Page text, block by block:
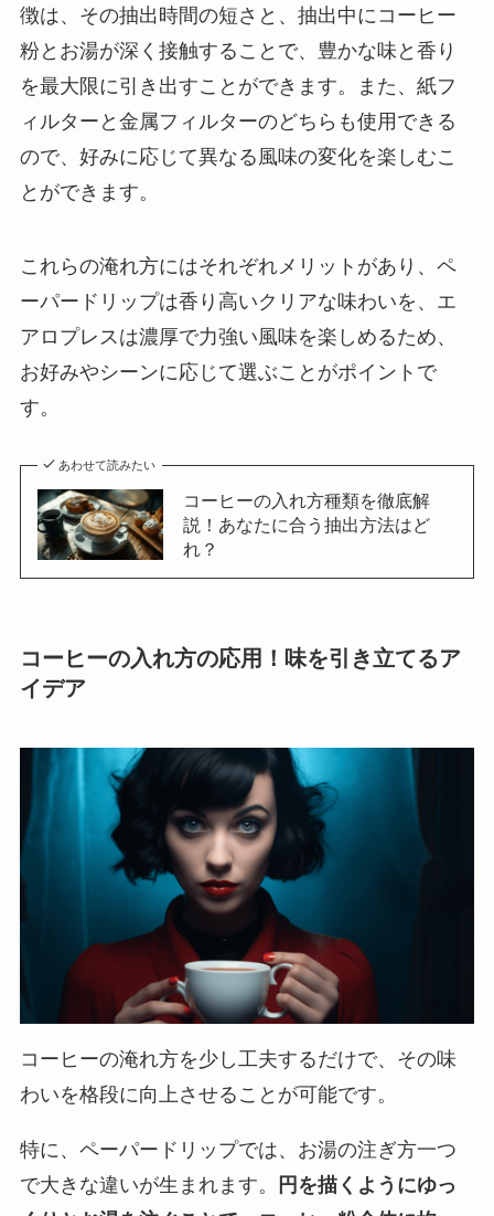
徴は、その抽出時間の短さと、抽出中にコーヒー
粉とお湯が深く接触することで、豊かな味と香り
を最大限に引き出すことができます。また、紙フ
ィルターと金属フィルターのどちらも使用できる
ので、好みに応じて異なる風味の変化を楽しむこ
とができます。
これらの淹れ方にはそれぞれメリットがあり、ペ
ーパードリップは香り高いクリアな味わいを、エ
アロプレスは濃厚で力強い風味を楽しめるため、
お好みやシーンに応じて選ぶことがポイントで
す。
あわせて読みたい
コーヒーの入れ方種類を徹底解
説！あなたに合う抽出方法はど
れ？
コーヒーの入れ方の応用！味を引き立てるア
イデア
コーヒーの淹れ方を少し工夫するだけで、その味
わいを格段に向上させることが可能です。
特に、ペーパードリップでは、お湯の注ぎ方一つ
で大きな違いが生まれます。
円を描くようにゆっ